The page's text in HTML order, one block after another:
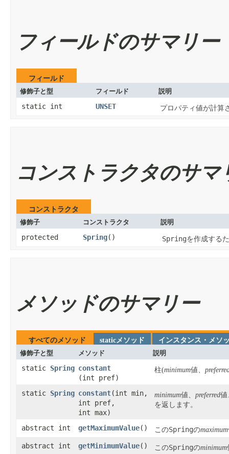
フィールドのサマリー
フィールド
修飾子と型
フィールド 説明
static int UNSET プロパティ値が計算
コンストラクタのサマ
コンストラクタ
修飾子
コンストラクタ 説明
protected Spring​() Springを作成する
メソッドのサマリー
すべてのメソッド staticメソッド
インスタンス・メソ
修飾子と型
メソッド 説明
static Spring constant
(int pref)
柱(minimum値、
static Spring constant​(int min,
int pref,
int max)
minimum値、 preferred値
を返します。
abstract int getMaximumValue​() このSpringのmaximum
abstract int getMinimumValue​() このSpringのminimum